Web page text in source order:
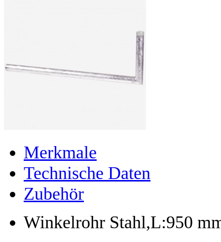
Merkmale
Technische Daten
Zubehör
Winkelrohr Stahl,L:950